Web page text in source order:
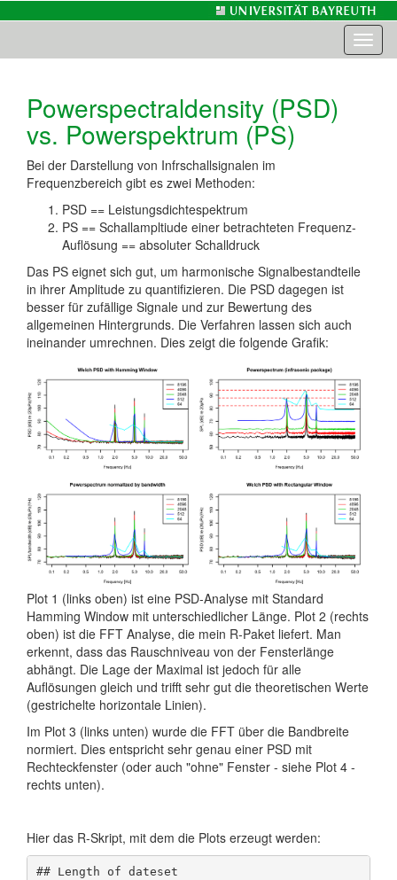
Powerspectraldensity (PSD)
vs. Powerspektrum (PS)
Bei der Darstellung von Infrschallsignalen im
Frequenzbereich gibt es zwei Methoden:
PSD == Leistungsdichtespektrum
PS == Schallampltiude einer betrachteten Frequenz-
Auflösung == absoluter Schalldruck
Das PS eignet sich gut, um harmonische Signalbestandteile
in ihrer Amplitude zu quantifizieren. Die PSD dagegen ist
besser für zufällige Signale und zur Bewertung des
allgemeinen Hintergrunds. Die Verfahren lassen sich auch
ineinander umrechnen. Dies zeigt die folgende Grafik:
Plot 1 (links oben) ist eine PSD-Analyse mit Standard
Hamming Window mit unterschiedlicher Länge. Plot 2 (rechts
oben) ist die FFT Analyse, die mein R-Paket liefert. Man
erkennt, dass das Rauschniveau von der Fensterlänge
abhängt. Die Lage der Maximal ist jedoch für alle
Auflösungen gleich und trifft sehr gut die theoretischen Werte
(gestrichelte horizontale Linien).
Im Plot 3 (links unten) wurde die FFT über die Bandbreite
normiert. Dies entspricht sehr genau einer PSD mit
Rechteckfenster (oder auch "ohne" Fenster - siehe Plot 4 -
rechts unten).
Hier das R-Skript, mit dem die Plots erzeugt werden:
## Length of dateset